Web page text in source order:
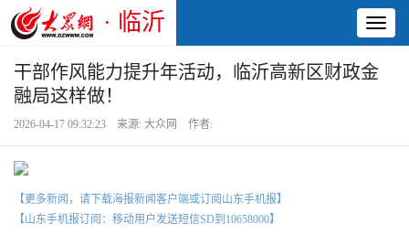
· 临沂
干部作风能力提升年活动，临沂高新区财政金
融局这样做！
2026-04-17 09:32:23 来源: 大众网 作者:
【更多新闻，请下载海报新闻客户端或订阅山东手机报】
【山东手机报订阅：移动用户发送短信SD到10658000】